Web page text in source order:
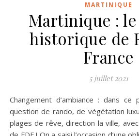
MARTINIQUE
Martinique :
historique de
France
5 juillet 2021
Changement d’ambiance : dans ce post il ne sera pas
question de rando, de végétation
plages de rêve, direction la ville,